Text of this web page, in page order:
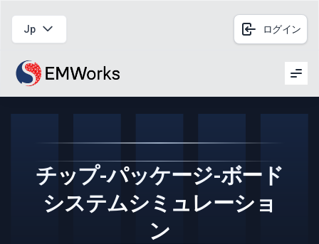
Jp ログイン
チップ-パッケージ-ボード
システムシミュレーショ
ン